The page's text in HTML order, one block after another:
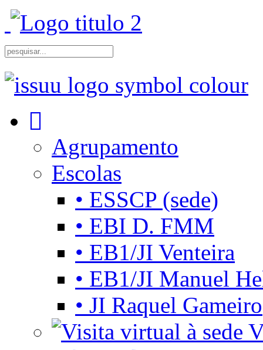
Agrupamento
Escolas
• ESSCP (sede)
• EBI D. FMM
• EB1/JI Venteira
• EB1/JI Manuel
• JI Raquel Gameiro